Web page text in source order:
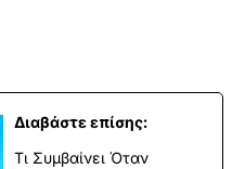
Διαβάστε επίσης:
Τι Συμβαίνει Όταν